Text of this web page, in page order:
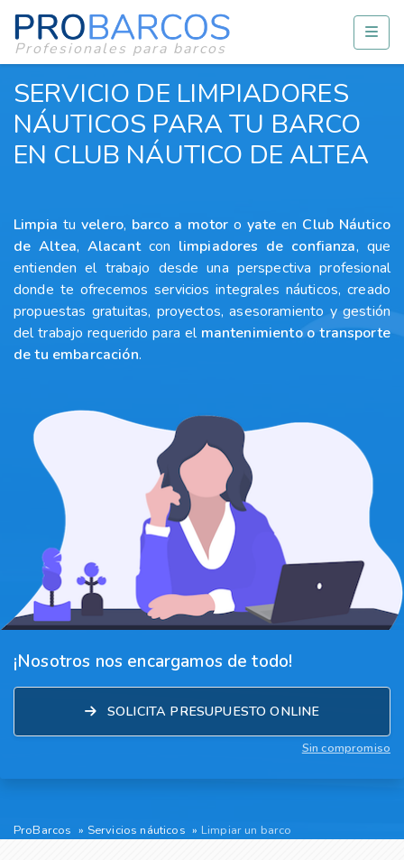
Profesionales para barcos
SERVICIO DE LIMPIADORES
NÁUTICOS PARA TU BARCO
EN CLUB NÁUTICO DE ALTEA
Limpia tu velero, barco a motor o yate en Club Náutico
de Altea, Alacantcon limpiadores de confianza, que
entienden el trabajo desde una perspectiva profesional
donde te ofrecemos servicios integrales náuticos, creado
propuestas gratuitas, proyectos, asesoramiento y gestión
del trabajo requerido para el mantenimiento o transporte
de tu embarcación.
¡Nosotros nos encargamos de todo!
SOLICITA PRESUPUESTO ONLINE
Sin compromiso
ProBarcos Servicios náuticos Limpiar un barco